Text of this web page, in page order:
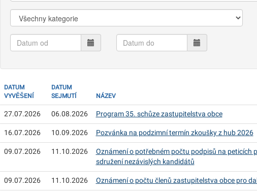
vyhledání:
Kategorie:
Datum
od
Datum
do
DATUM
VYVĚŠENÍ
DATUM
SEJMUTÍ
NÁZEV
27.07.2026 06.08.2026 Program 35. schůze zastupitelstva obce
16.07.2026 10.09.2026 Pozvánka na podzimní termín zkoušky z hub 2026
09.07.2026 11.10.2026
Oznámení o potřebném počtu podpisů na
sdružení nezávislých kandidátů
09.07.2026 11.10.2026 Oznámení o počtu členů zastupitelstva obce pro